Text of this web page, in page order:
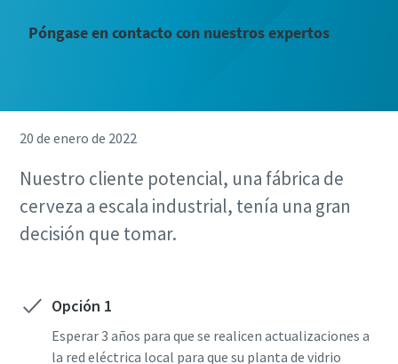
Póngase en contacto con nuestros expertos
20 de enero de 2022
Nuestro cliente potencial, una fábrica de
cerveza a escala industrial, tenía una gran
decisión que tomar.
Opción 1
Esperar 3 años para que se realicen actualizaciones a
la red eléctrica local para que su planta de vidrio